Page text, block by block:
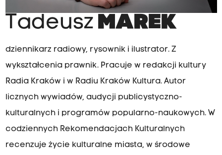
TadeuszMAREK
dziennikarz radiowy, rysownik i ilustrator. Z
wykształcenia prawnik. Pracuje w redakcji kultury
Radia Kraków i w Radiu Kraków Kultura. Autor
licznych wywiadów, audycji publicystyczno-
kulturalnych i programów popularno-naukowych. W
codziennych Rekomendacjach Kulturalnych
recenzuje życie kulturalne miasta, w środowe